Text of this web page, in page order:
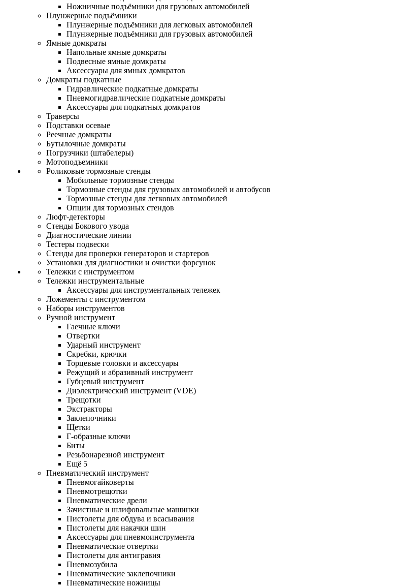
Ножничные подъёмники для грузовых автомобилей
Плунжерные подъёмники
Плунжерные подъёмники для легковых автомобилей
Плунжерные подъёмники для грузовых автомобилей
Ямные домкраты
Напольные ямные домкраты
Подвесные ямные домкраты
Аксессуары для ямных домкратов
Домкраты подкатные
Гидравлические подкатные домкраты
Пневмогидравлические подкатные домкраты
Аксессуары для подкатных домкратов
Траверсы
Подставки осевые
Реечные домкраты
Бутылочные домкраты
Погрузчики (штабелеры)
Мотоподъемники
Роликовые тормозные стенды
Мобильные тормозные стенды
Тормозные стенды для грузовых автомобилей и автобусов
Тормозные стенды для легковых автомобилей
Опции для тормозных стендов
Люфт-детекторы
Стенды Бокового увода
Диагностические линии
Тестеры подвески
Стенды для проверки генераторов и стартеров
Установки для диагностики и очистки форсунок
Тележки с инструментом
Тележки инструментальные
Аксессуары для инструментальных тележек
Ложементы с инструментом
Наборы инструментов
Ручной инструмент
Гаечные ключи
Отвертки
Ударный инструмент
Скребки, крючки
Торцевые головки и аксессуары
Режущий и абразивный инструмент
Губцевый инструмент
Диэлектрический инструмент (VDE)
Трещотки
Экстракторы
Заклепочники
Щетки
Г-образные ключи
Биты
Резьбонарезной инструмент
Ещё 5
Пневматический инструмент
Пневмогайковерты
Пневмотрещотки
Пневматические дрели
Зачистные и шлифовальные машинки
Пистолеты для обдува и всасывания
Пистолеты для накачки шин
Аксессуары для пневмоинструмента
Пневматические отвертки
Пистолеты для антигравия
Пневмозубила
Пневматические заклепочники
Пневматические ножницы